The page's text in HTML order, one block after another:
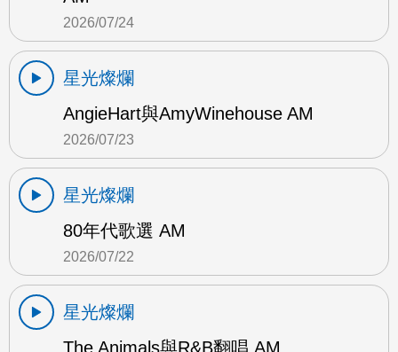
2026/07/24
星光燦爛
AngieHart與AmyWinehouse AM
2026/07/23
星光燦爛
80年代歌選 AM
2026/07/22
星光燦爛
The Animals與R&B翻唱 AM